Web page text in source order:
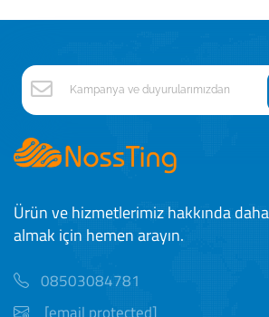
Ürün ve hizmetlerimiz hakkında
almak için hemen arayın.
08503084781